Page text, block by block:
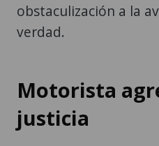
obstaculización a la
verdad.
Motorista
justicia